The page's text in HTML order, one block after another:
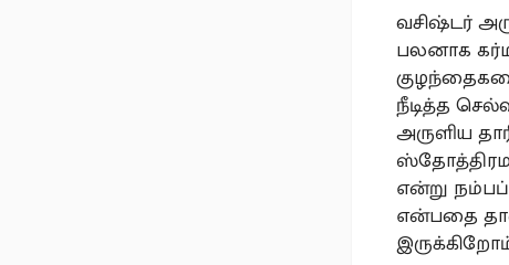
வசிஷ்டர்
பலனாக
நீடித்த
அருளிய
என்று
என்பதை